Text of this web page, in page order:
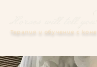
Терапия и обучение с коне